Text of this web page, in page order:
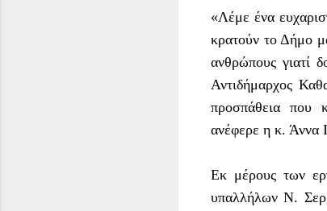
«Λέμε ένα
κρατούν το Δήμο
ανθρώπους γιατί
Αντιδήμαρχος
προσπάθεια που
ανέφερε η κ. Άννα
Εκ μέρους των
υπαλλήλων Ν.